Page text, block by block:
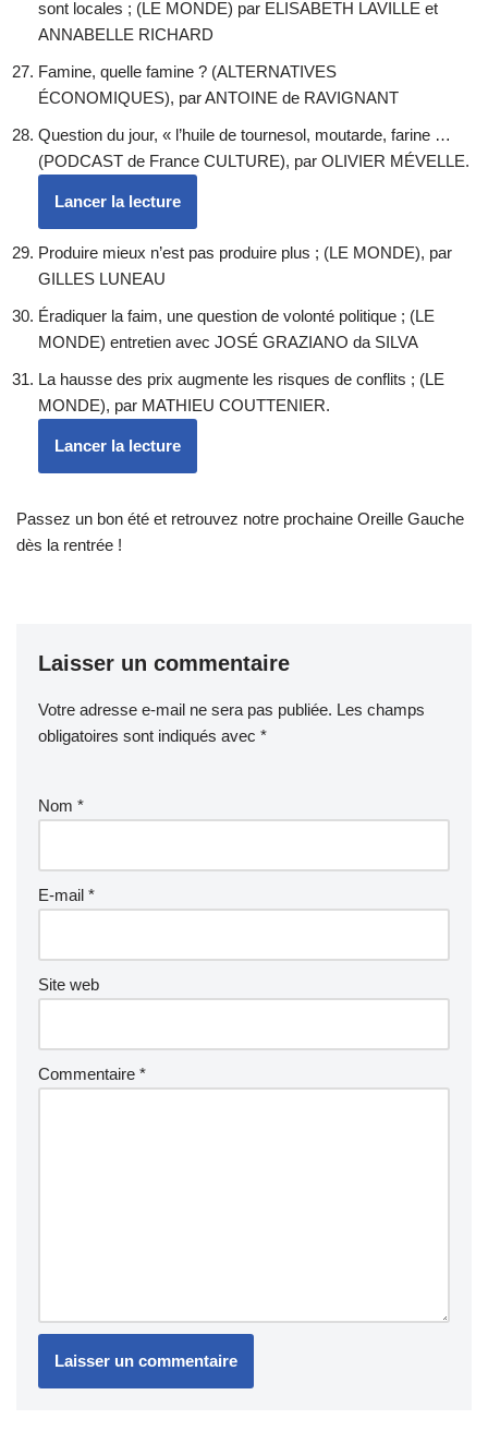
sont locales ; (LE MONDE) par ELISABETH LAVILLE et
ANNABELLE RICHARD
Famine, quelle famine ? (ALTERNATIVES
ÉCONOMIQUES), par ANTOINE de RAVIGNANT
Question du jour, « l’huile de tournesol, moutarde, farine …
(PODCAST de France CULTURE), par OLIVIER MÉVELLE.
Lancer la lecture
Produire mieux n’est pas produire plus ; (LE MONDE), par
GILLES LUNEAU
Éradiquer la faim, une question de volonté politique ; (LE
MONDE) entretien avec JOSÉ GRAZIANO da SILVA
La hausse des prix augmente les risques de conflits ; (LE
MONDE), par MATHIEU COUTTENIER.
Lancer la lecture
Passez un bon été et retrouvez notre prochaine Oreille Gauche
dès la rentrée !
Laisser un commentaire
Votre adresse e-mail ne sera pas publiée. Les champs
obligatoires sont indiqués avec *
Nom *
E-mail *
Site web
Commentaire *